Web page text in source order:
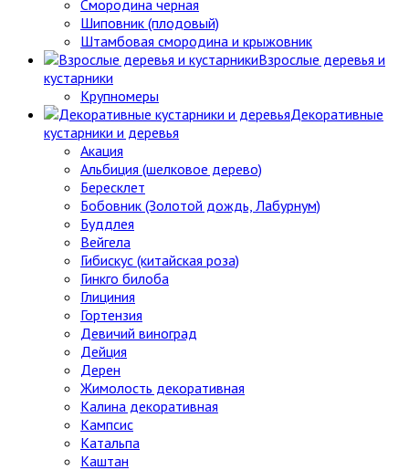
Смородина черная
Шиповник (плодовый)
Штамбовая смородина и крыжовник
Взрослые деревья и
кустарники
Крупномеры
Декоративные
кустарники и деревья
Акация
Альбиция (шелковое дерево)
Бересклет
Бобовник (Золотой дождь, Лабурнум)
Буддлея
Вейгела
Гибискус (китайская роза)
Гинкго билоба
Глициния
Гортензия
Девичий виноград
Дейция
Дерен
Жимолость декоративная
Калина декоративная
Кампсис
Катальпа
Каштан